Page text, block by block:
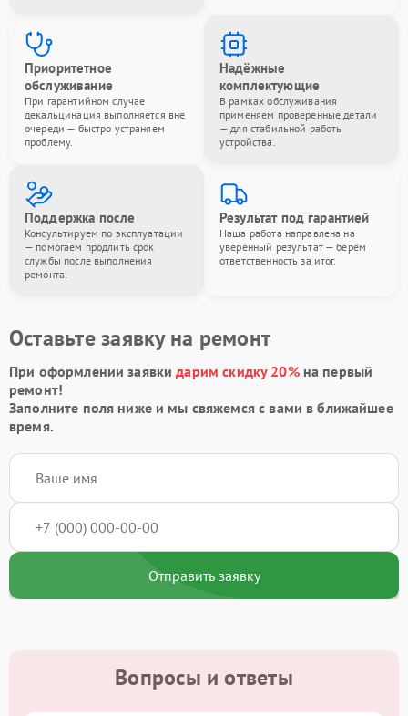
Приоритетное
обслуживание
При гарантийном случае
декальцинация выполняется вне
очереди — быстро устраняем
проблему.
Надёжные
комплектующие
В рамках обслуживания
применяем проверенные детали
— для стабильной работы
устройства.
Поддержка после
Консультируем по эксплуатации
— помогаем продлить срок
службы после выполнения
ремонта.
Результат под гарантией
Наша работа направлена на
уверенный результат — берём
ответственность за итог.
Оставьте заявку на ремонт
При оформлении заявкидарим скидку 20%на первый
ремонт!
Заполните поля ниже и мы свяжемся с вами в ближайшее
время.
Отправить заявку
Вопросы и ответы